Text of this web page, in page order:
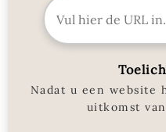
Nadat u een website
uitkomst